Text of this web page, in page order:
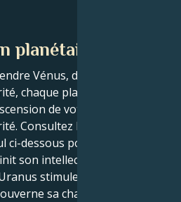
planétaire
Vénus, dans ce thème de
chaque planète raconte sa
de votre star
Consultez le thème
ci-dessous pour découvrir
son intellect, Saturne
stimule ses idées
sa chance.